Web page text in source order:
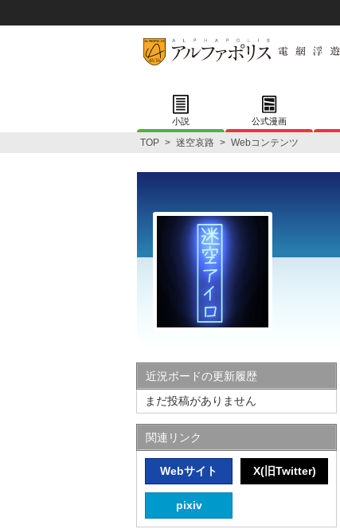
小説 公式漫画
TOP > 迷空哀路 > Webコンテンツ
近況ボードの更新履歴
まだ投稿がありません
関連リンク
Webサイト X(旧Twitter)
pixiv